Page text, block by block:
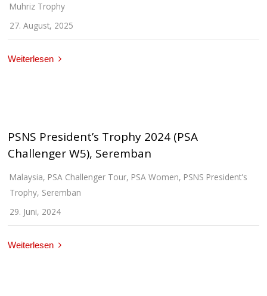
Muhriz Trophy
27. August, 2025
Weiterlesen
PSNS President’s Trophy 2024 (PSA
Challenger W5), Seremban
Malaysia, PSA Challenger Tour, PSA Women, PSNS President's
Trophy, Seremban
29. Juni, 2024
Weiterlesen